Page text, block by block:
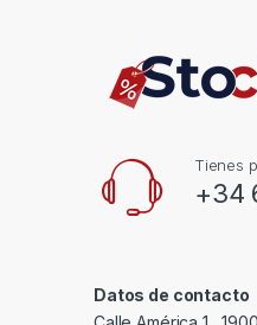
Tienes
+34
Datos de contacto